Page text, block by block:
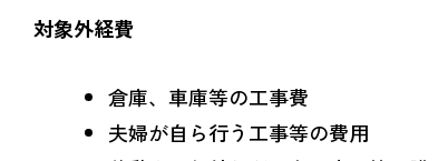
対象外経費
倉庫、車庫等の工事費
夫婦が自ら行う工事等の費用